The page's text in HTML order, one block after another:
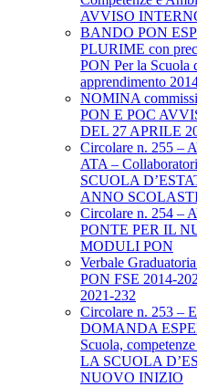
AVVISO
BANDO PON
PLURIME con
PON Per la Scuola
apprendimento
NOMINA
PON E POC
DEL 27 APRILE
Circolare n. 255 –
ATA –
SCUOLA
ANNO
Circolare n. 254 –
PONTE PER IL
MODULI PON
Verbale
PON FSE 2014-
2021-232
Circolare n. 253 –
DOMANDA
Scuola,
LA SCUOLA
NUOVO INIZIO